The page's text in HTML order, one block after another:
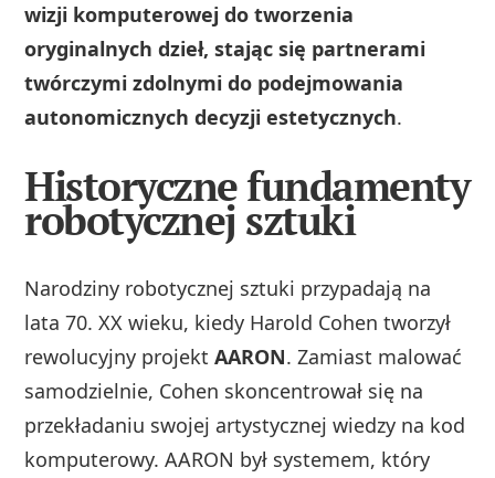
wizji komputerowej do tworzenia
oryginalnych dzieł, stając się partnerami
twórczymi zdolnymi do podejmowania
autonomicznych decyzji estetycznych.
Historyczne fundamenty
robotycznej sztuki
Narodziny robotycznej sztuki przypadają na
lata 70. XX wieku, kiedy Harold Cohen tworzył
rewolucyjny projektAARON. Zamiast malować
samodzielnie, Cohen skoncentrował się na
przekładaniu swojej artystycznej wiedzy na kod
komputerowy. AARON był systemem, który